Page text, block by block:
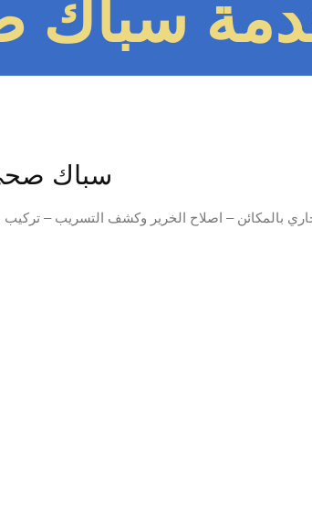
سباك
سباك صحي |
بالمكائن – اصلاح الخرير وكشف التسريب –